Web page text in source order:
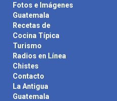
content
Fotos e Imágenes
Guatemala
Recetas de
Cocina Típica
Turismo
Radios en Línea
Chistes
Contacto
La Antigua
Guatemala